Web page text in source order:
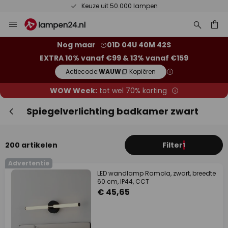
Keuze uit 50.000 lampen
naar
Nog maar
01D 04U 40M 41S
EXTRA 10% vanaf €99 & 13% vanaf €159
Actiecode:WAUW Kopiëren
WOW Week:tot wel 70% korting
Spiegelverlichting badkamer zwart
200 artikelen Filter1
Advertentie
LED wandlamp Ramola, zwart, breedte
60 cm, IP44, CCT
€ 45,65
10% kortingvanaf €99
13% korting